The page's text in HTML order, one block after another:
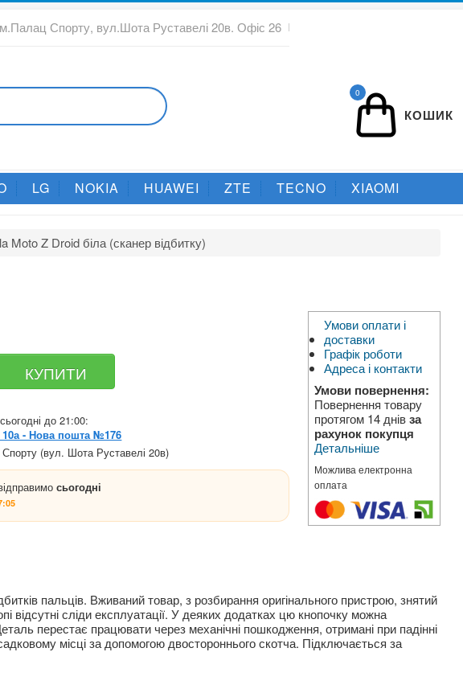
Спорту, вул.Шота Руставелі 20в. Офіс 26
0
КОШИК
LG NOKIA HUAWEI ZTE TECNO XIAOMI
Moto Z Droid біла (сканер відбитку)
до 21:00:
- Нова пошта №176
(вул. Шота Руставелі 20в)
сьогодні
Умови оплати і
доставки
Графік роботи
Адреса і контакти
Умови повернення:
Повернення товару
протягом 14 днівза
рахунок покупця
Детальніше
Можлива електронна
оплата
пальців. Вживаний товар, з розбирання оригінального пристрою, знятий
відсутні сліди експлуатації. У деяких додатках цю кнопочку можна
перестає працювати через механічні пошкодження, отримані при падінні
місці за допомогою двостороннього скотча. Підключається за